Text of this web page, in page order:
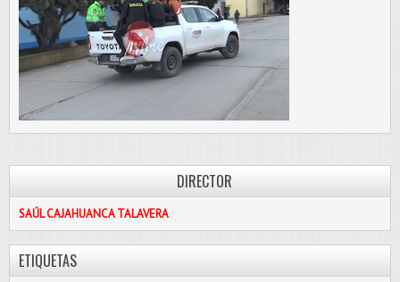
DIRECTOR
SAÚL CAJAHUANCA TALAVERA
ETIQUETAS